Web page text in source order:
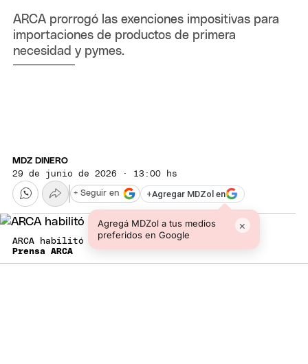
ARCA prorrogó las exenciones impositivas para
importaciones de productos de primera
necesidad y pymes.
MDZ DINERO
29 de junio de 2026 · 13:00 hs
+Agregar MDZol en
Agregá MDZol a tus medios
preferidos en Google
×
+ Seguir en
ARCA habilitó un nuevo plan de pagos
Prensa ARCA